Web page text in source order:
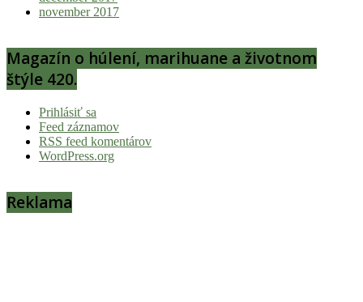
november 2017
Magazín o húlení, marihuane a životnom
štýle 420.
Prihlásiť sa
Feed záznamov
RSS feed komentárov
WordPress.org
Reklama